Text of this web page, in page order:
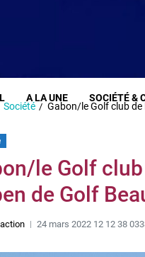
A LA UNE SOCIÉTÉ &
Société Gabon/le Golf club de
le Golf
de Golf
24 mars 2022 12 12 38